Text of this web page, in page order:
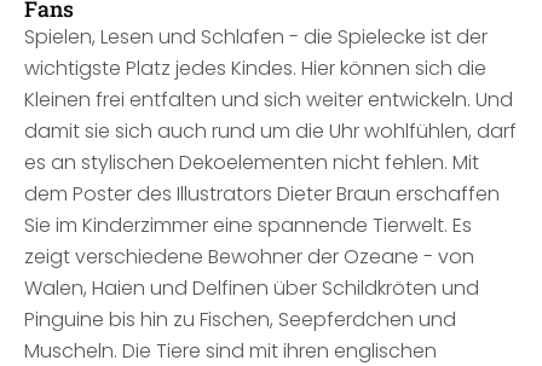
Fans
Spielen, Lesen und Schlafen - die Spielecke ist der
wichtigste Platz jedes Kindes. Hier können sich die
Kleinen frei entfalten und sich weiter entwickeln. Und
damit sie sich auch rund um die Uhr wohlfühlen, darf
es an stylischen Dekoelementen nicht fehlen. Mit
dem Poster des Illustrators Dieter Braun erschaffen
Sie im Kinderzimmer eine spannende Tierwelt. Es
zeigt verschiedene Bewohner der Ozeane - von
Walen, Haien und Delfinen über Schildkröten und
Pinguine bis hin zu Fischen, Seepferdchen und
Muscheln. Die Tiere sind mit ihren englischen